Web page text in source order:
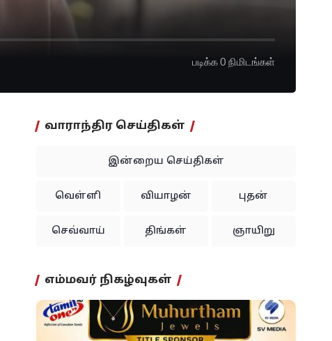
படிக்க 0 நிமிடங்கள்
வாராந்திர செய்திகள்
இன்றைய செய்திகள்
வெள்ளி வியாழன் புதன்
செவ்வாய் திங்கள் ஞாயிறு
எம்மவர் நிகழ்வுகள்